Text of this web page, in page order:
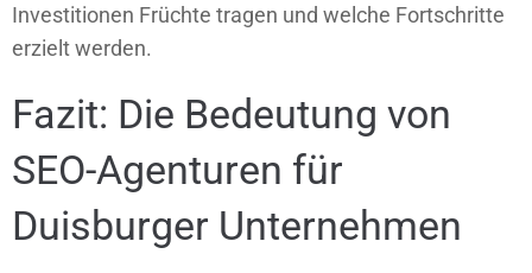
Investitionen Früchte tragen und welche Fortschritte
erzielt werden.
Fazit: Die Bedeutung von
SEO-Agenturen für
Duisburger Unternehmen